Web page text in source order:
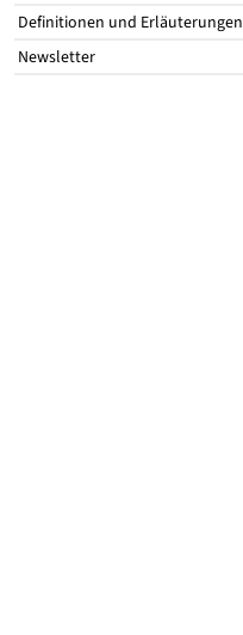
Definitionen und Erläuterungen
Newsletter